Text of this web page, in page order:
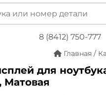
8 (8412) 750-777
Главная /
для
Матовая